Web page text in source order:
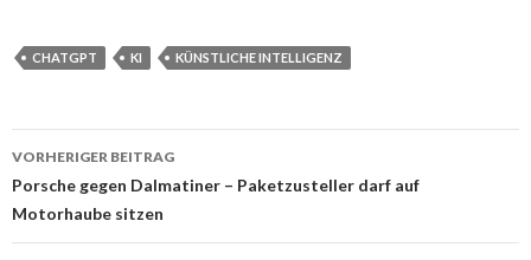
CHATGPT KI KÜNSTLICHE INTELLIGENZ
Beitrags-
Navigation
VORHERIGER BEITRAG
Porsche gegen Dalmatiner – Paketzusteller darf auf
Motorhaube sitzen